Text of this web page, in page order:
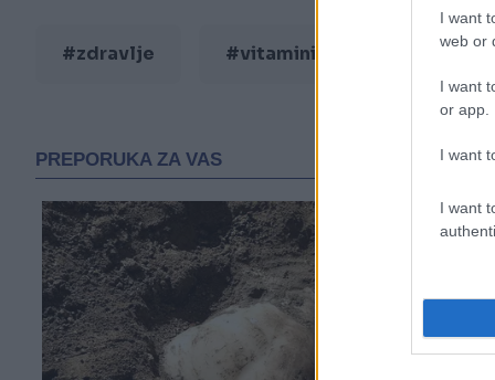
I want
web or
I want
or app.
I want
I want
#zdravlje #vitamini #cvekla